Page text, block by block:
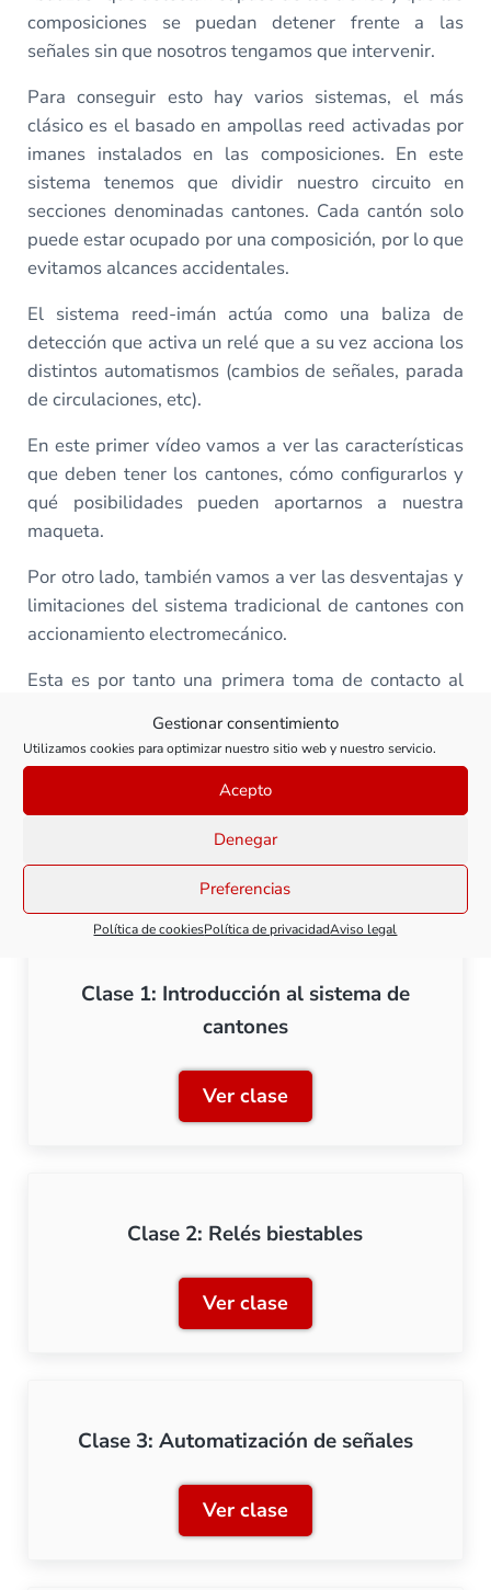
Gestionar consentimiento
Utilizamos cookies para optimizar nuestro sitio web y nuestro servicio.
Acepto
Denegar
Preferencias
Política de cookiesPolítica de privacidadAviso legal
composiciones se puedan detener frente a las
señales sin que nosotros tengamos que intervenir.
Para conseguir esto hay varios sistemas, el más
clásico es el basado en ampollas reed activadas por
imanes instalados en las composiciones. En este
sistema tenemos que dividir nuestro circuito en
secciones denominadas cantones. Cada cantón solo
puede estar ocupado por una composición, por lo que
evitamos alcances accidentales.
El sistema reed-imán actúa como una baliza de
detección que activa un relé que a su vez acciona los
distintos automatismos (cambios de señales, parada
de circulaciones, etc).
En este primer vídeo vamos a ver las características
que deben tener los cantones, cómo configurarlos y
qué posibilidades pueden aportarnos a nuestra
maqueta.
Por otro lado, también vamos a ver las desventajas y
limitaciones del sistema tradicional de cantones con
accionamiento electromecánico.
Esta es por tanto una primera toma de contacto al
ver cómo adaptarlo a nuestras maquetas, en función
de sus características y de nuestras necesidades.
Así es… ¡comenzamos!
Todas las clases de este curso
Clase 1: Introducción al sistema de
cantones
Ver claseClase 1: Introducción al
Clase 2: Relés biestables
Ver claseClase 2: Relés biestables
Clase 3: Automatización de señales
Ver claseClase 3: Automatización